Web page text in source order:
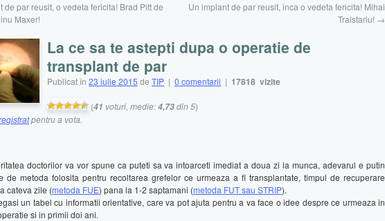
de par reusit, o vedeta fericita! Brad Pitt de
Maxer!
Un implant de par reusit, inca o vedeta fericita! Mihai
Traistariu! →
La ce sa te astepti dupa o operatie de
transplant de par
Publicat în 23 iulie 2015 de TIP | 0 comentarii | 17818 vizite
(41 voturi, medie:4,73din 5)
pentru a vota.
doctorilor va vor spune ca puteti sa va intoarceti imediat a doua zi la munca, adevarul e putin
de metoda folosita pentru recoltarea grefelor ce urmeaza a fi transplantate, timpul de recuperare
cateva zile (metoda FUE) pana la 1-2 saptamani (metoda FUT sau STRIP).
un tabel cu informatii orientative, care va pot ajuta pentru a va face o idee despre ce urmeaza in
si in primii doi ani.